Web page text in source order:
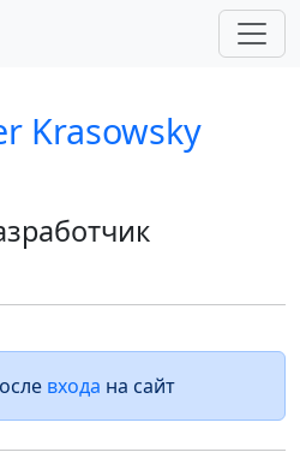
Krasowsky
входа на сайт